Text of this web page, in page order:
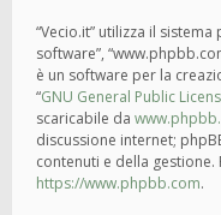
“Vecio.it” utilizza il sistema
software”,
è un software per la
“GNU General Public
scaricabile da
discussione internet;
contenuti e della
https://www.phpbb.com.